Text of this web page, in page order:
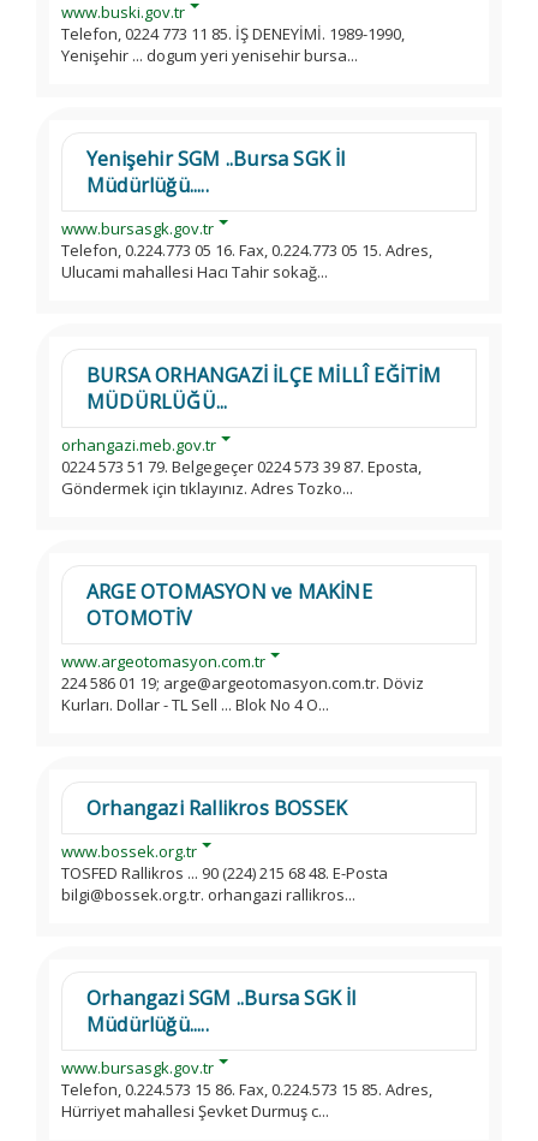
www.buski.gov.tr
Telefon, 0224 773 11 85. İŞ DENEYİMİ. 1989-1990,
Yenişehir ... dogum yeri yenisehir bursa...
Yenişehir SGM ..Bursa SGK İl
Müdürlüğü.....
www.bursasgk.gov.tr
Telefon, 0.224.773 05 16. Fax, 0.224.773 05 15. Adres,
Ulucami mahallesi Hacı Tahir sokağ...
BURSA ORHANGAZİ İLÇE MİLLÎ EĞİTİM
MÜDÜRLÜĞÜ...
orhangazi.meb.gov.tr
0224 573 51 79. Belgegeçer 0224 573 39 87. Eposta,
Göndermek için tıklayınız. Adres Tozko...
ARGE OTOMASYON ve MAKİNE
OTOMOTİV
www.argeotomasyon.com.tr
224 586 01 19; arge@argeotomasyon.com.tr. Döviz
Kurları. Dollar - TL Sell ... Blok No 4 O...
Orhangazi Rallikros BOSSEK
www.bossek.org.tr
TOSFED Rallikros ... 90 (224) 215 68 48. E-Posta
bilgi@bossek.org.tr. orhangazi rallikros...
Orhangazi SGM ..Bursa SGK İl
Müdürlüğü.....
www.bursasgk.gov.tr
Telefon, 0.224.573 15 86. Fax, 0.224.573 15 85. Adres,
Hürriyet mahallesi Şevket Durmuş c...